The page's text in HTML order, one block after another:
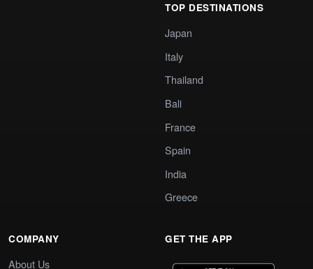
TOP DESTINATIONS
Japan
Italy
Thailand
Bali
France
Spain
India
Greece
COMPANY
About Us
GET THE APP